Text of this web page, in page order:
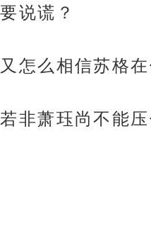
说谎？
怎么相信苏格
非萧珏尚不能